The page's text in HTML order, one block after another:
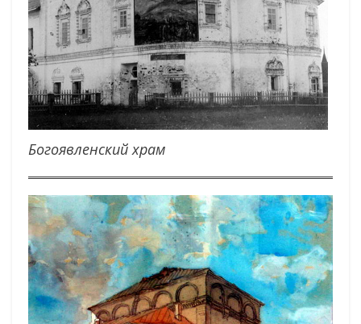
Богоявленский храм